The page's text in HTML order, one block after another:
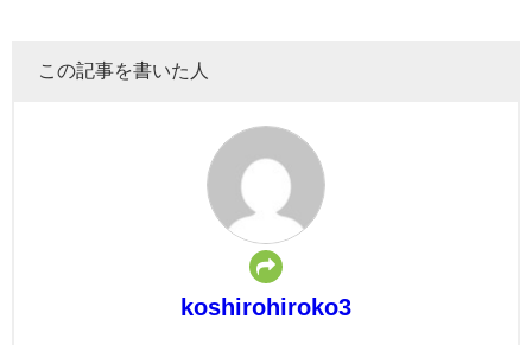
この記事を書いた人
koshirohiroko3